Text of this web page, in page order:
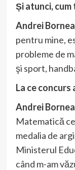
Și atunci, cum
Andrei
pentru mine,
probleme de
şi sport,
La ce
Andrei
Matematică
medalia de
Ministerul
când m-am